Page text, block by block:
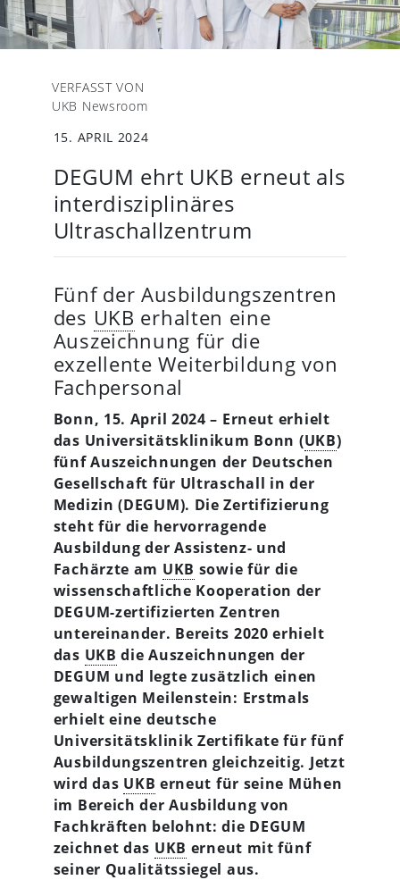
VERFASST VON
UKB Newsroom
15. APRIL 2024
DEGUM ehrt UKB erneut als
interdisziplinäres
Ultraschallzentrum
Fünf der Ausbildungszentren
des UKB erhalten eine
Auszeichnung für die
exzellente Weiterbildung von
Fachpersonal
Bonn, 15. April 2024 – Erneut erhielt
das Universitätsklinikum Bonn (UKB)
fünf Auszeichnungen der Deutschen
Gesellschaft für Ultraschall in der
Medizin (DEGUM). Die Zertifizierung
steht für die hervorragende
Ausbildung der Assistenz- und
Fachärzte am UKB sowie für die
wissenschaftliche Kooperation der
DEGUM-zertifizierten Zentren
untereinander. Bereits 2020 erhielt
das UKB die Auszeichnungen der
DEGUM und legte zusätzlich einen
gewaltigen Meilenstein: Erstmals
erhielt eine deutsche
Universitätsklinik Zertifikate für fünf
Ausbildungszentren gleichzeitig. Jetzt
wird das UKB erneut für seine Mühen
im Bereich der Ausbildung von
Fachkräften belohnt: die DEGUM
zeichnet das UKB erneut mit fünf
seiner Qualitätssiegel aus.